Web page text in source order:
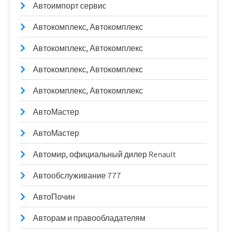
Автоимпорт сервис
Автокомплекс, Автокомплекс
Автокомплекс, Автокомплекс
Автокомплекс, Автокомплекс
Автокомплекс, Автокомплекс
АвтоМастер
АвтоМастер
Автомир, официальный дилер Renault
Автообслуживание 777
АвтоПочин
Авторам и правообладателям